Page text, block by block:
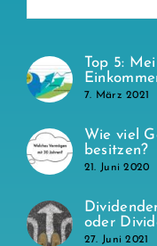
Top 5:
7. März 2021
Wie viel
besitzen?
21. Juni 2020
oder
27. Juni 2021